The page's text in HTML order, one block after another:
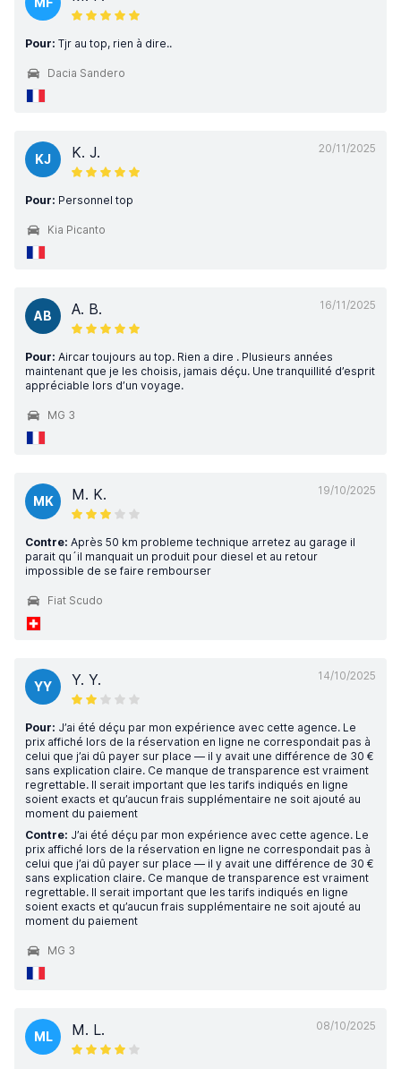
Pour: Tjr au top, rien à dire..
Dacia Sandero
20/11/2025
KJ K. J.
Pour: Personnel top
Kia Picanto
16/11/2025
AB A. B.
Pour: Aircar toujours au top. Rien a dire . Plusieurs années
maintenant que je les choisis, jamais déçu. Une tranquillité d’esprit
appréciable lors d’un voyage.
MG 3
19/10/2025
MK M. K.
Contre: Après 50 km probleme technique arretez au garage il
parait qu´il manquait un produit pour diesel et au retour
impossible de se faire rembourser
Fiat Scudo
14/10/2025
YY Y. Y.
Pour: J’ai été déçu par mon expérience avec cette agence. Le
prix affiché lors de la réservation en ligne ne correspondait pas à
celui que j’ai dû payer sur place — il y avait une différence de 30 €
sans explication claire. Ce manque de transparence est vraiment
regrettable. Il serait important que les tarifs indiqués en ligne
soient exacts et qu’aucun frais supplémentaire ne soit ajouté au
moment du paiement
Contre: J’ai été déçu par mon expérience avec cette agence. Le
prix affiché lors de la réservation en ligne ne correspondait pas à
celui que j’ai dû payer sur place — il y avait une différence de 30 €
sans explication claire. Ce manque de transparence est vraiment
regrettable. Il serait important que les tarifs indiqués en ligne
soient exacts et qu’aucun frais supplémentaire ne soit ajouté au
moment du paiement
MG 3
08/10/2025
ML M. L.